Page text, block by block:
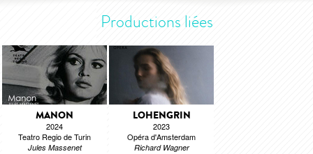
Productions liées
MANON
2024
Teatro Regio de Turin
Jules Massenet
LOHENGRIN
2023
Opéra d'Amsterdam
Richard Wagner